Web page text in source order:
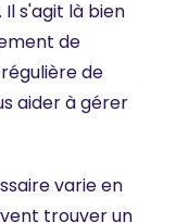
s'agit là bien
de
de
aider à gérer
varie en
trouver un